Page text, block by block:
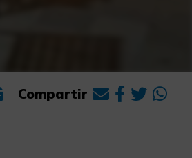
Compartir